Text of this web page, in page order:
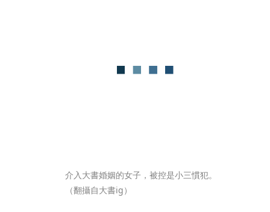
介入大書婚姻的女子，被控是小三慣犯。
（翻攝自大書ig）